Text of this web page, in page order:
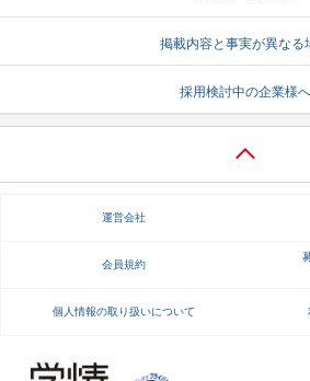
掲載内容と事実が異なる
採用検討中の企業様へ
運営会社
会員規約
個人情報の取り扱いについて